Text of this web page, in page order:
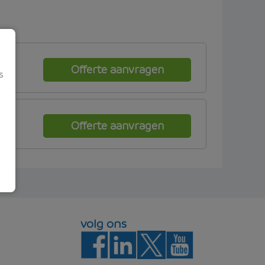
Offerte aanvragen
Offerte aanvragen
volg ons